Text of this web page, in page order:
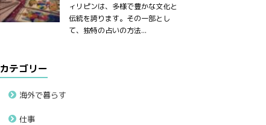
ィリピンは、多様で豊かな文化と
伝統を誇ります。その一部とし
て、独特の占いの方法...
カテゴリー
海外で暮らす
仕事